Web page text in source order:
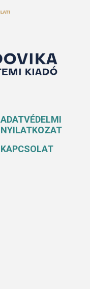
ADATVÉDELMI
NYILATKOZAT
KAPCSOLAT